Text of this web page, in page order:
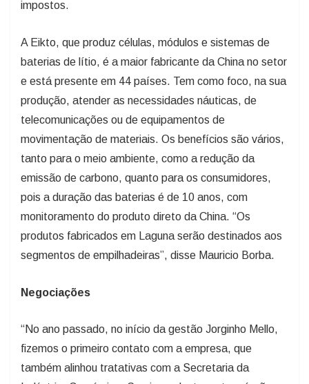
impostos.
A Eikto, que produz células, módulos e sistemas de
baterias de lítio, é a maior fabricante da China no setor
e está presente em 44 países. Tem como foco, na sua
produção, atender as necessidades náuticas, de
telecomunicações ou de equipamentos de
movimentação de materiais. Os benefícios são vários,
tanto para o meio ambiente, como a redução da
emissão de carbono, quanto para os consumidores,
pois a duração das baterias é de 10 anos, com
monitoramento do produto direto da China. “Os
produtos fabricados em Laguna serão destinados aos
segmentos de empilhadeiras”, disse Mauricio Borba.
Negociações
“No ano passado, no início da gestão Jorginho Mello,
fizemos o primeiro contato com a empresa, que
também alinhou tratativas com a Secretaria da